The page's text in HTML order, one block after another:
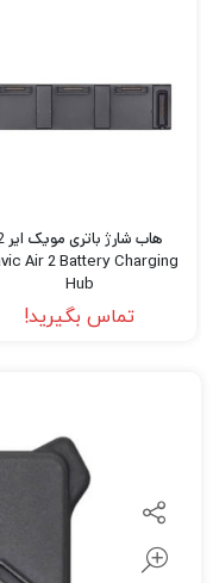
هاب شارژ
Air 2 Battery Charging
Hub
تماس بگیرید!